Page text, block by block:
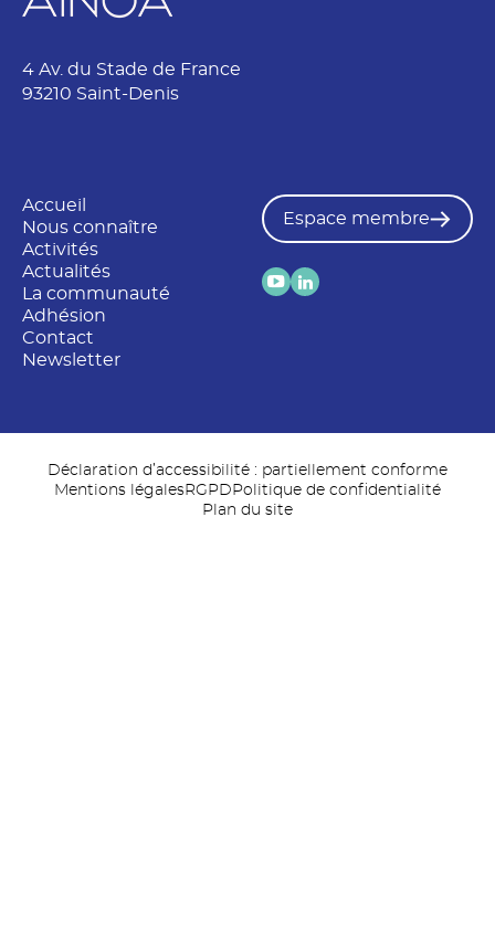
4 Av. du Stade de France
93210 Saint-Denis
Accueil
Nous connaître
Activités
Actualités
La communauté
Adhésion
Contact
Newsletter
Espace membre
Déclaration d’accessibilité : partiellement conforme
Mentions légalesRGPD Politique de confidentialité
Plan du site